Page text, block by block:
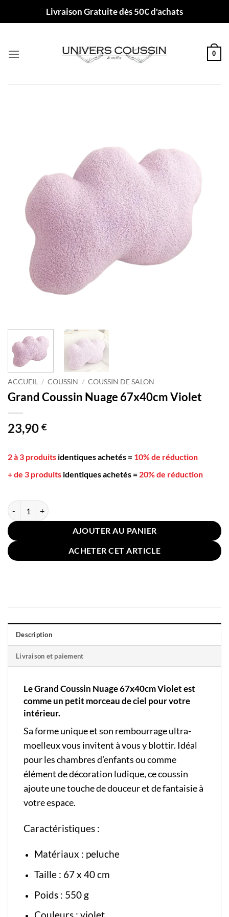
Livraison Gratuite dès 50€ d'achats
0
ACCUEIL / COUSSIN / COUSSIN DE SALON
Grand Coussin Nuage 67x40cm Violet
23,90 €
2 à 3 produits identiques achetés = 10% de réduction
+ de 3 produits identiques achetés = 20% de réduction
quantité de Grand Coussin Nuage 67x40cm Violet
AJOUTER AU PANIER
ACHETER CET ARTICLE
Description
Livraison et paiement
Le Grand Coussin Nuage 67x40cm Violet est
comme un petit morceau de ciel pour votre
intérieur.
Sa forme unique et son rembourrage ultra-
moelleux vous invitent à vous y blottir. Idéal
pour les chambres d’enfants ou comme
élément de décoration ludique, ce coussin
ajoute une touche de douceur et de fantaisie à
votre espace.
Caractéristiques :
Matériaux : peluche
Taille : 67 x 40 cm
Poids : 550 g